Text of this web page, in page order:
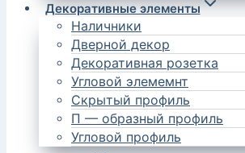
Декоративные элементы
Наличники
Дверной декор
Декоративная розетка
Угловой элемемнт
Скрытый профиль
П — образный профиль
Угловой профиль